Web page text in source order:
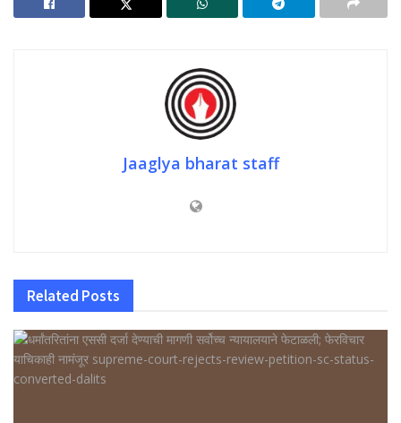
Jaaglya bharat staff
Related Posts